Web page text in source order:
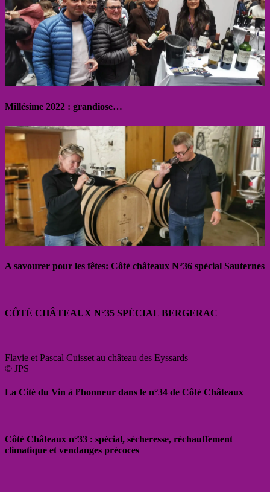
Millésime 2022 : grandiose…
A savourer pour les fêtes: Côté châteaux N°36 spécial Sauternes
CÔTÉ CHÂTEAUX N°35 SPÉCIAL BERGERAC
Flavie et Pascal Cuisset au château des Eyssards
© JPS
La Cité du Vin à l’honneur dans le n°34 de Côté Châteaux
Côté Châteaux n°33 : spécial, sécheresse, réchauffement
climatique et vendanges précoces